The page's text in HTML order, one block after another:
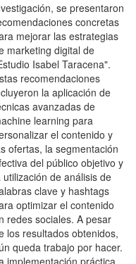
se presentaron
concretas
mejorar las estrategias
marketing digital de
Isabel Taracena".
recomendaciones
la aplicación de
avanzadas de
learning para
el contenido y
ofertas, la segmentación
del público objetivo y
utilización de análisis de
clave y hashtags
optimizar el contenido
redes sociales. A pesar
los resultados obtenidos,
queda trabajo por hacer.